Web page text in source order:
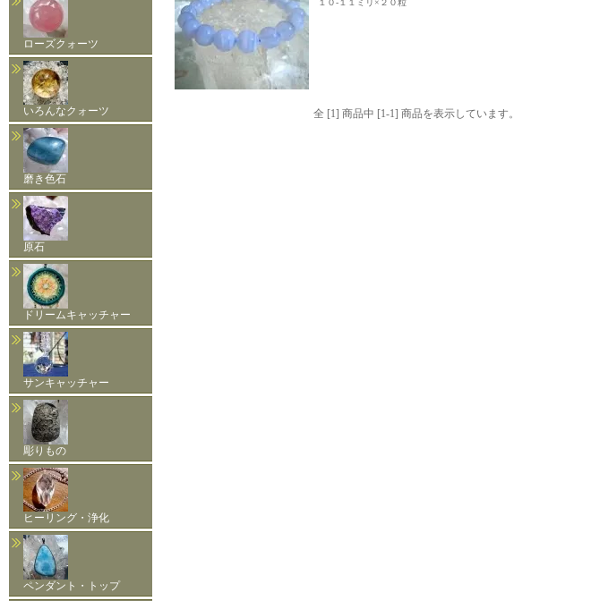
ローズクォーツ
いろんなクォーツ
磨き色石
原石
ドリームキャッチャー
サンキャッチャー
彫りもの
ヒーリング・浄化
ペンダント・トップ
１０-１１ミリ×２０粒
全 [1] 商品中 [1-1] 商品を表示しています。